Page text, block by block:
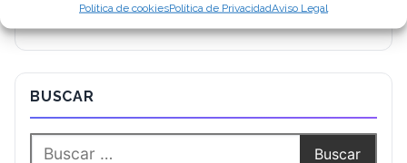
Política de cookiesPolítica de PrivacidadAviso Legal
BUSCAR